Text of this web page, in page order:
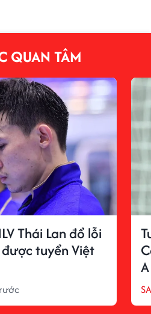
QUAN TÂM
Thái Lan đổ lỗi
tuyển Việt
A